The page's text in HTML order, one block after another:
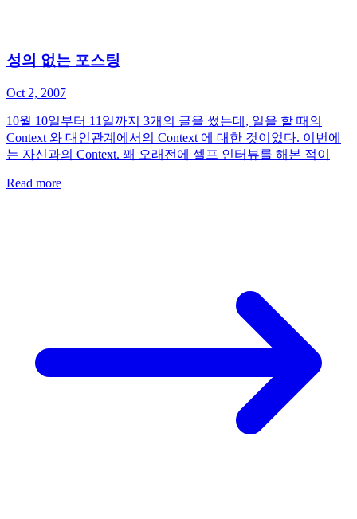
성의 없는 포스팅
Oct 2, 2007
10월 10일부터 11일까지 3개의 글을 썼는데, 일을 할 때의
Context 와 대인관계에서의 Context 에 대한 것이었다. 이번에
는 자신과의 Context. 꽤 오래전에 셀프 인터뷰를 해본 적이
Read more